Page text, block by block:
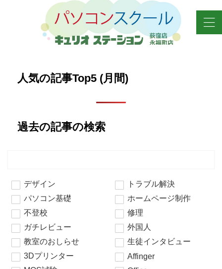
人気の記事Top5 (月間)
過去の記事の検索
デザイン
トラブル解決
パソコン基礎
ホームページ制作
不登校
修理
ガチレビュー
外国人
教室のおしらせ
生徒インタビュー
3Dプリンター
Affinger